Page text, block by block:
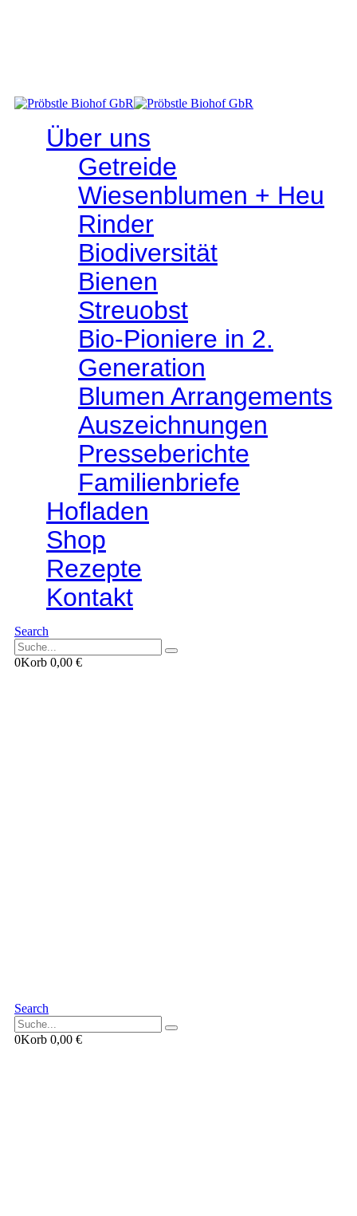
Über uns
Getreide
Wiesen­­blumen + Heu
Rinder
Bio­­diversität
Bienen
Streuobst
Bio-Pioniere in 2.
Generation
Blumen Arrangements
Auszeichnungen
Presseberichte
Familienbriefe
Hofladen
Shop
Rezepte
Kontakt
Search
0Korb 0,00 €
Search
0Korb 0,00 €